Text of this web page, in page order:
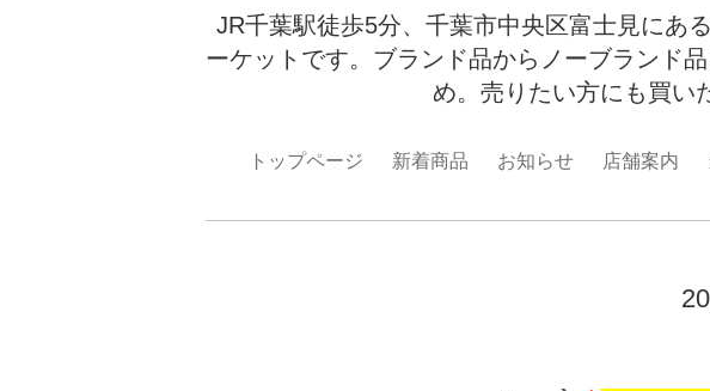
JR千葉駅徒歩5分、千葉市中央区富士見にあ
ーケットです。ブランド品からノーブランド
め。売りたい方にも買い
トップページ 新着商品 お知らせ 店舗案内